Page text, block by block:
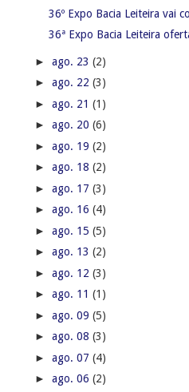
36º Expo Bacia Leiteira vai
36ª Expo Bacia Leiteira
► ago. 23 (2)
► ago. 22 (3)
► ago. 21 (1)
► ago. 20 (6)
► ago. 19 (2)
► ago. 18 (2)
► ago. 17 (3)
► ago. 16 (4)
► ago. 15 (5)
► ago. 13 (2)
► ago. 12 (3)
► ago. 11 (1)
► ago. 09 (5)
► ago. 08 (3)
► ago. 07 (4)
► ago. 06 (2)